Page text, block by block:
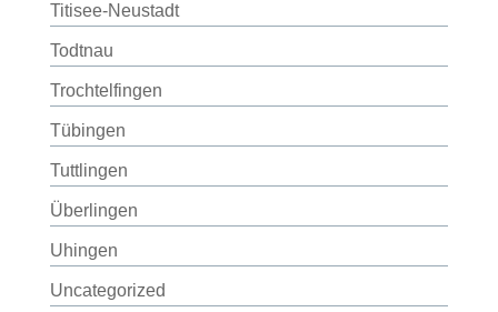
Titisee-Neustadt
Todtnau
Trochtelfingen
Tübingen
Tuttlingen
Überlingen
Uhingen
Uncategorized